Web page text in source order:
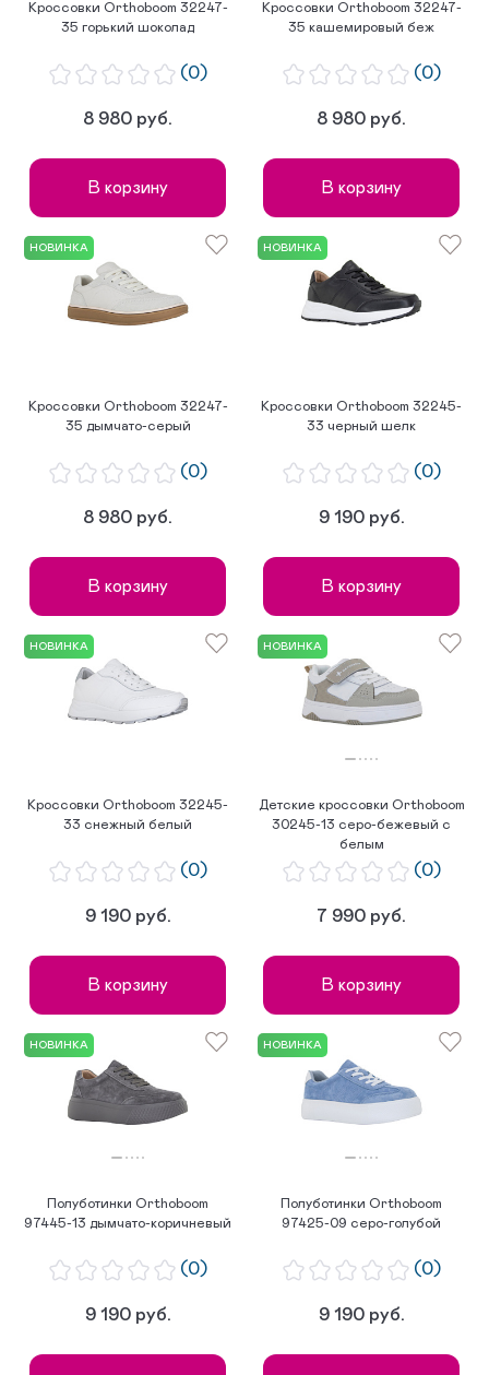
Кроссовки Orthoboom 32247-
35 горький шоколад
(0)
8 980 руб.
В корзину
Кроссовки Orthoboom 32247-
35 кашемировый беж
(0)
8 980 руб.
В корзину
НОВИНКА
Кроссовки Orthoboom 32247-
35 дымчато-серый
(0)
8 980 руб.
В корзину
НОВИНКА
Кроссовки Orthoboom 32245-
33 черный шелк
(0)
9 190 руб.
В корзину
НОВИНКА
Кроссовки Orthoboom 32245-
33 снежный белый
(0)
9 190 руб.
В корзину
НОВИНКА
Детские кроссовки Orthoboom
30245-13 серо-бежевый с
белым
(0)
7 990 руб.
В корзину
НОВИНКА
Полуботинки Orthoboom
97445-13 дымчато-коричневый
(0)
9 190 руб.
НОВИНКА
Полуботинки Orthoboom
97425-09 серо-голубой
(0)
9 190 руб.